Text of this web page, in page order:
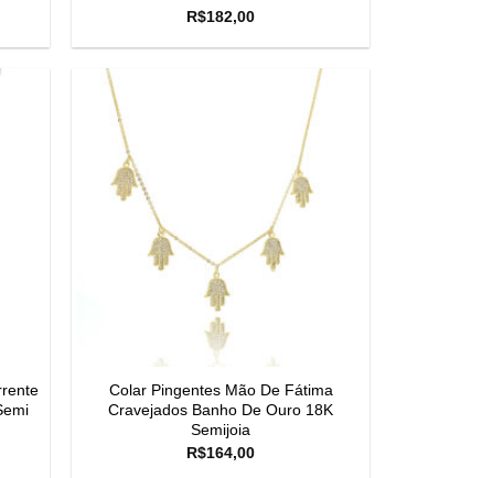
R$182,00
Colar Pingentes Mão De Fátima
Cravejados Banho De Ouro 18K
Semijoia
R$164,00